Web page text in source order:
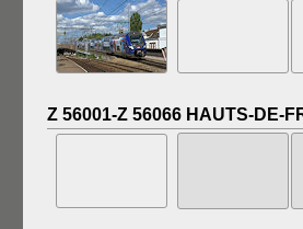
Z 56001-Z 56066 HAUTS-DE-